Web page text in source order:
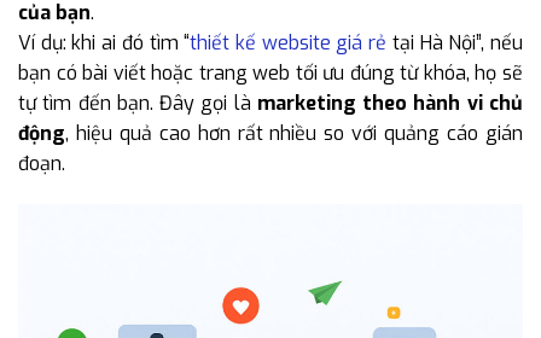
của bạn.
Ví dụ: khi ai đó tìm “thiết kế website giá rẻ tại Hà Nội”, nếu
bạn có bài viết hoặc trang web tối ưu đúng từ khóa, họ sẽ
tự tìm đến bạn. Đây gọi là marketing theo hành vi chủ
động, hiệu quả cao hơn rất nhiều so với quảng cáo gián
đoạn.